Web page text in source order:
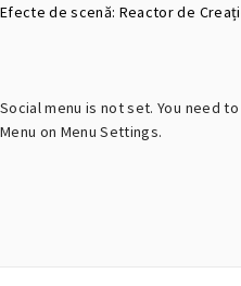
Efecte de scenă: Reactor de
Social menu is not set. You need
Menu on Menu Settings.